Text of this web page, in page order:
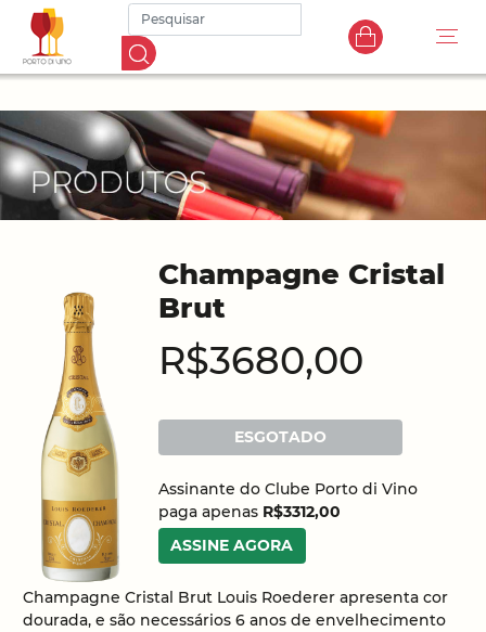
Champagne Cristal
Brut
R$3680,00
ESGOTADO
Assinante do Clube Porto di Vino
paga apenas R$3312,00
ASSINE AGORA
Champagne Cristal Brut Louis Roederer apresenta cor
dourada, e são necessários 6 anos de envelhecimento